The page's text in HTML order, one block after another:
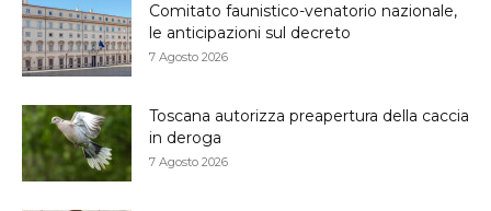
Comitato faunistico-venatorio nazionale,
le anticipazioni sul decreto
7 Agosto 2026
Toscana autorizza preapertura della caccia
in deroga
7 Agosto 2026